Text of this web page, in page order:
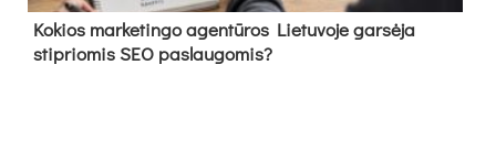
Kokios marketingo agentūros Lietuvoje garsėja
stipriomis SEO paslaugomis?